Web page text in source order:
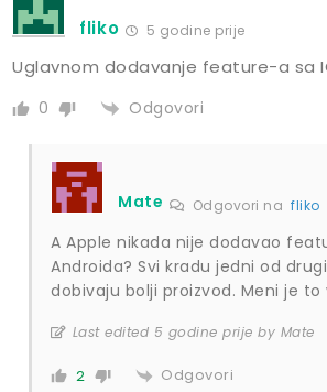
fliko 5 godine prije
Uglavnom dodavanje feature-a sa
0 Odgovori
Mate Odgovori nafliko
A Apple nikada nije dodavao
Androida? Svi kradu jedni od
dobivaju bolji proizvod. Meni je to
Last edited 5 godine prije by Mate
2 Odgovori